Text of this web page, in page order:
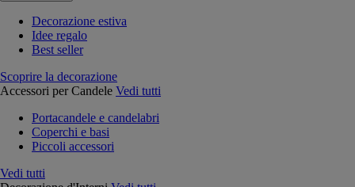
Decorazione estiva
Idee regalo
Best seller
Scoprire la decorazione
Accessori per Candele Vedi tutti
Portacandele e candelabri
Coperchi e basi
Piccoli accessori
Vedi tutti